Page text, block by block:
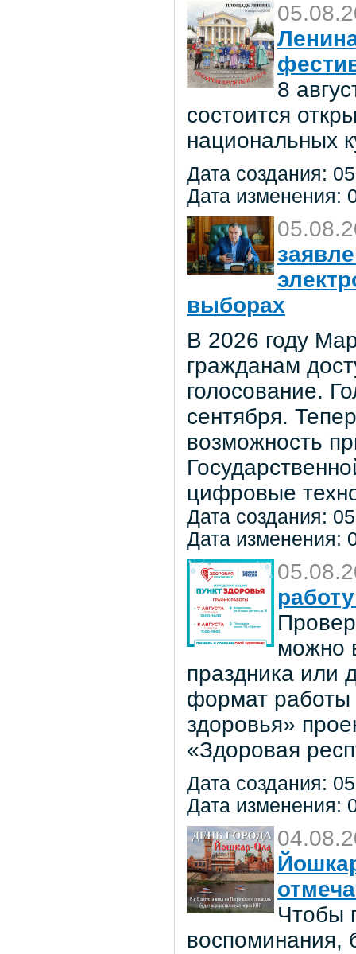
8
состоится
национальных
Дата создания:
Дата изменения:
выборах
В 2026 году
гражданам
голосование.
сентября.
возможность
цифровые
Дата создания:
Дата изменения:
можно
праздника или
формат работы
здоровья»
«Здоровая
Дата создания:
Дата изменения:
Чтобы
воспоминания,